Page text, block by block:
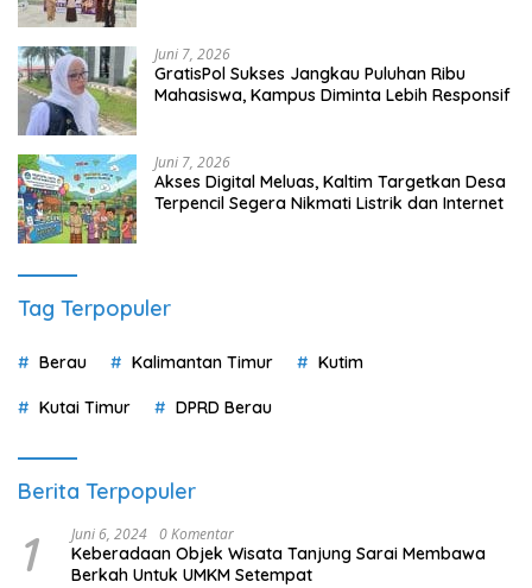
Juni 7, 2026
GratisPol Sukses Jangkau Puluhan Ribu
Mahasiswa, Kampus Diminta Lebih Responsif
Juni 7, 2026
Akses Digital Meluas, Kaltim Targetkan Desa
Terpencil Segera Nikmati Listrik dan Internet
Tag Terpopuler
Berau Kalimantan Timur Kutim
Kutai Timur DPRD Berau
Berita Terpopuler
1 Juni 6, 2024 0 Komentar
Keberadaan Objek Wisata Tanjung Sarai Membawa
Berkah Untuk UMKM Setempat